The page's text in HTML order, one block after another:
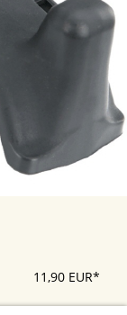
11,90 EUR*